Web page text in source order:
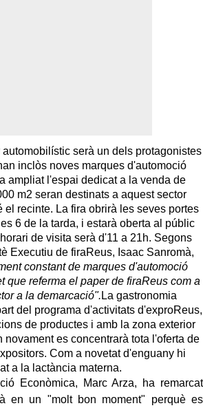
serà un dels protagonistes
inclòs noves marques d'automoció
ampliat l'espai dedicat a la venda de
m2 seran destinats a aquest sector
el recinte. La fira obrirà les seves portes
6 de la tarda, i estarà oberta al públic
de visita serà d'11 a 21h. Segons
Executiu de firaReus, Isaac Sanromà,
constant de marques d'automoció
que referma el paper de firaReus com a
a la demarcació". La gastronomia
del programa d'activitats d'exproReus,
de productes i amb la zona exterior
novament es concentrarà tota l'oferta de
Com a novetat d'enguany hi
a la lactància materna.
Econòmica, Marc Arza, ha remarcat
en un "molt bon moment" perquè es